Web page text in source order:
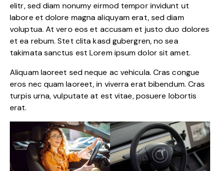
elitr, sed diam nonumy eirmod tempor invidunt ut
labore et dolore magna aliquyam erat, sed diam
voluptua. At vero eos et accusam et justo duo dolores
et ea rebum. Stet clita kasd gubergren, no sea
takimata sanctus est Lorem ipsum dolor sit amet.
Aliquam laoreet sed neque ac vehicula. Cras congue
eros nec quam laoreet, in viverra erat bibendum. Cras
turpis urna, vulputate at est vitae, posuere lobortis
erat.